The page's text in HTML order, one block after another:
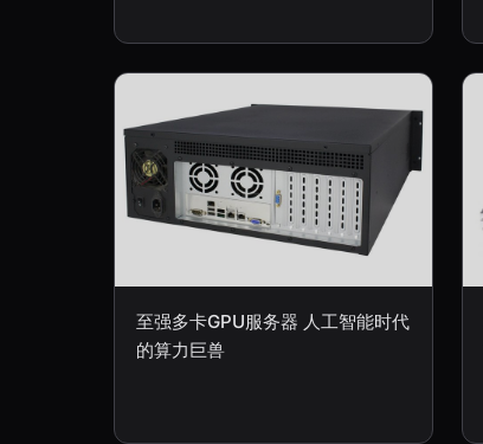
至强多卡GPU服务器 人工智能时代
的算力巨兽